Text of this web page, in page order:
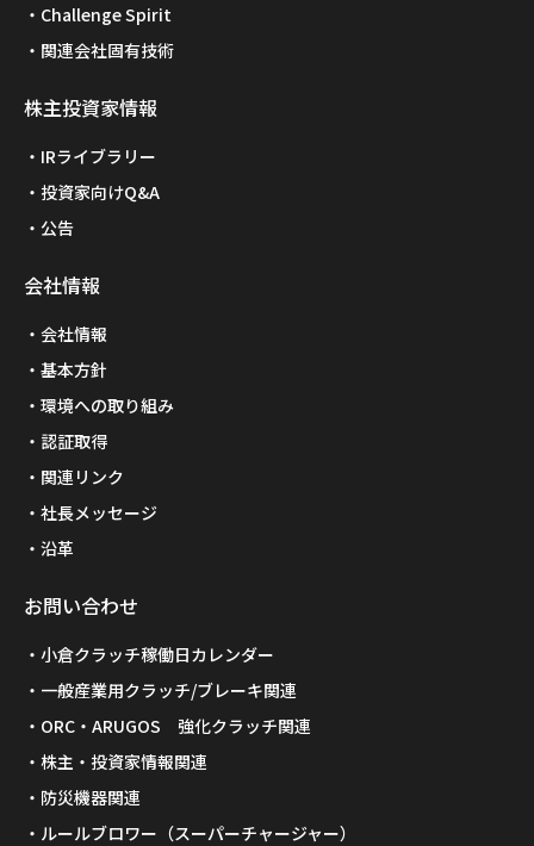
Challenge Spirit
関連会社固有技術
株主投資家情報
IRライブラリー
投資家向けQ&A
公告
会社情報
会社情報
基本方針
環境への取り組み
認証取得
関連リンク
社長メッセージ
沿革
お問い合わせ
小倉クラッチ稼働日カレンダー
一般産業用クラッチ/ブレーキ関連
ORC・ARUGOS 強化クラッチ関連
株主・投資家情報関連
防災機器関連
ルールブロワー（スーパーチャージャー）